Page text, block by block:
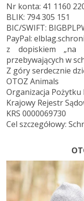
Nr konta: 41 1160
BLIK: 794 305 151
BIC/SWIFT:
PayPal:
z dopiskiem „na
przebywających w
Z góry serdecznie
OTOZ Animals
Organizacja Pożytku
Krajowy Rejestr
KRS 0000069730
Cel szczegółowy: